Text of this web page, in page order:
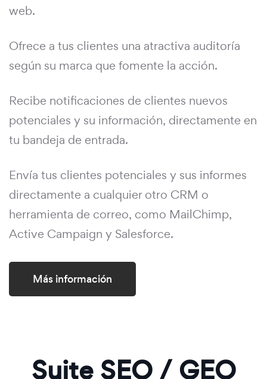
web.
Ofrece a tus clientes una atractiva auditoría
según su marca que fomente la acción.
Recibe notificaciones de clientes nuevos
potenciales y su información, directamente en
tu bandeja de entrada.
Envía tus clientes potenciales y sus informes
directamente a cualquier otro CRM o
herramienta de correo, como MailChimp,
Active Campaign y Salesforce.
Más información
Suite SEO / GEO